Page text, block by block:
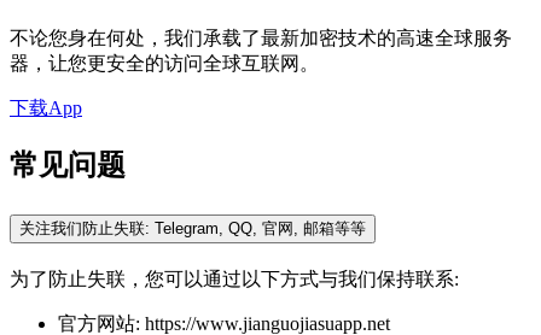
不论您身在何处，我们承载了最新加密技术的高速全球服务
器，让您更安全的访问全球互联网。
下载App
常见问题
关注我们防止失联: Telegram, QQ, 官网, 邮箱等等
为了防止失联，您可以通过以下方式与我们保持联系:
官方网站: https://www.jianguojiasuapp.net